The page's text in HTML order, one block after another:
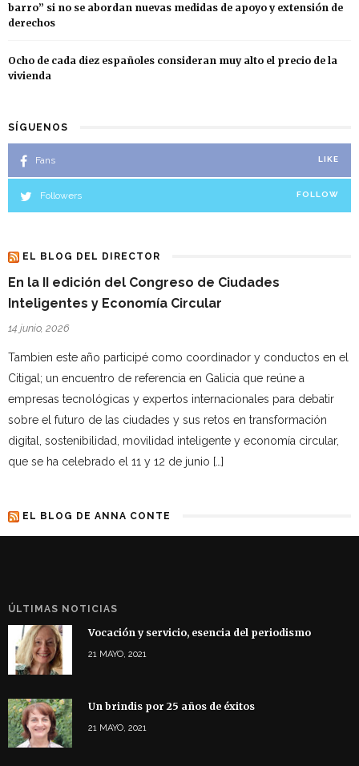
barro” si no se abordan nuevas medidas de apoyo y extensión de
derechos
Ocho de cada diez españoles consideran muy alto el precio de la
vivienda
SÍGUENOS
Fans LIKE
Followers FOLLOW
EL BLOG DEL DIRECTOR
En la II edición del Congreso de Ciudades
Inteligentes y Economía Circular
14 junio, 2026
Tambien este año participé como coordinador y conductos en el
Citigal; un encuentro de referencia en Galicia que reúne a
empresas tecnológicas y expertos internacionales para debatir
sobre el futuro de las ciudades y sus retos en transformación
digital, sostenibilidad, movilidad inteligente y economía circular,
que se ha celebrado el 11 y 12 de junio […]
EL BLOG DE ANNA CONTE
ÚLTIMAS NOTICIAS
Vocación y servicio, esencia del periodismo
21 MAYO, 2021
Un brindis por 25 años de éxitos
21 MAYO, 2021